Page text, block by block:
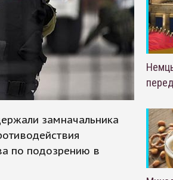
замначальника
по подозрению в